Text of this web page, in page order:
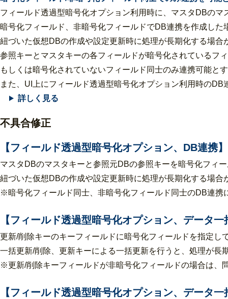
フィールド透過型暗号化オプション利用時に、マスタDBの
暗号化フィールド、非暗号化フィールドでDB連携を作成した
紐づいた仮想DBの作成や設定更新時に処理が長期化する場合
参照キーとマスタキーの各フィールドが暗号化されているフ
もしくは暗号化されていないフィールド同士のみ連携可能と
また、UI上にフィールド透過型暗号化オプション利用時の
詳しく見る
不具合修正
【フィールド透過型暗号化オプション、DB連携】
マスタDBのマスタキーと参照元DBの参照キーを暗号化フィ
紐づいた仮想DBの作成や設定更新時に処理が長期化する場
※暗号化フィールド同士、非暗号化フィールド同士のDB連携
【フィールド透過型暗号化オプション、データ一
更新/削除キーのキーフィールドに暗号化フィールドを指定し
一括更新/削除、更新キーによる一括更新を行うと、処理が
※更新/削除キーフィールドが非暗号化フィールドの場合は、
【フィールド透過型暗号化オプション、データ